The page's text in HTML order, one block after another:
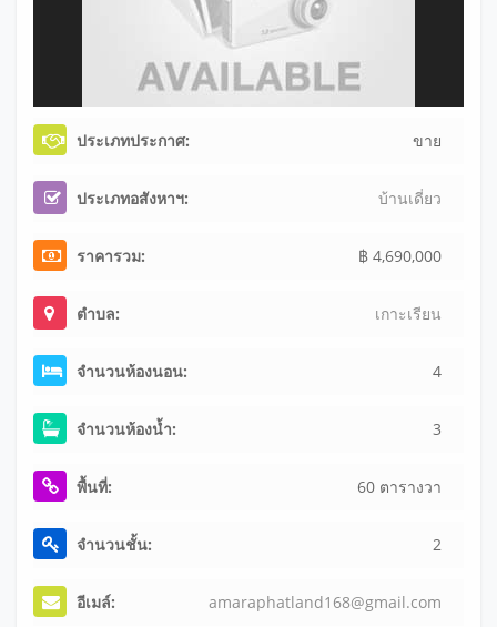
ประเภทประกาศ: ขาย
ประเภทอสังหาฯ: บ้านเดี่ยว
ราคารวม: ฿ 4,690,000
ตำบล: เกาะเรียน
จำนวนห้องนอน: 4
จำนวนห้องน้ำ: 3
พื้นที่: 60 ตารางวา
จำนวนชั้น: 2
อีเมล์: amaraphatland168@gmail.com